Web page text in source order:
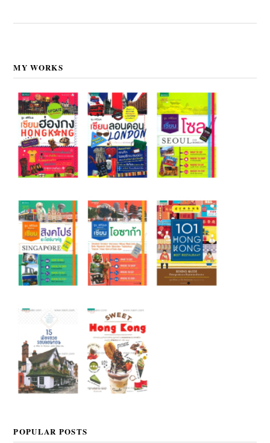
MY WORKS
POPULAR POSTS